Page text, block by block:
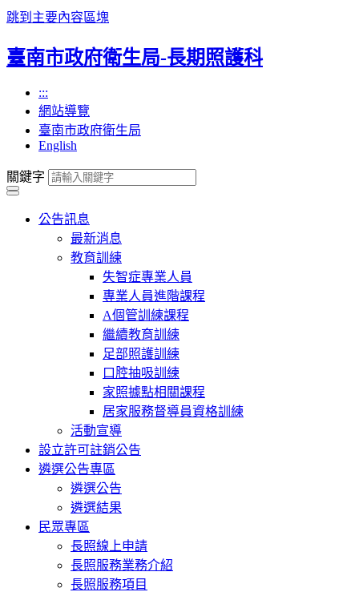
跳到主要內容區塊
臺南市政府衛生局-長期照護科
:::
網站導覽
臺南市政府衛生局
English
關鍵字
公告訊息
最新消息
教育訓練
失智症專業人員
專業人員進階課程
A個管訓練課程
繼續教育訓練
足部照護訓練
口腔抽吸訓練
家照據點相關課程
居家服務督導員資格訓練
活動宣導
設立許可註銷公告
遴選公告專區
遴選公告
遴選結果
民眾專區
長照線上申請
長照服務業務介紹
長照服務項目